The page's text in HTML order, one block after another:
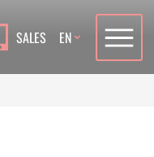
SALES Language
EN